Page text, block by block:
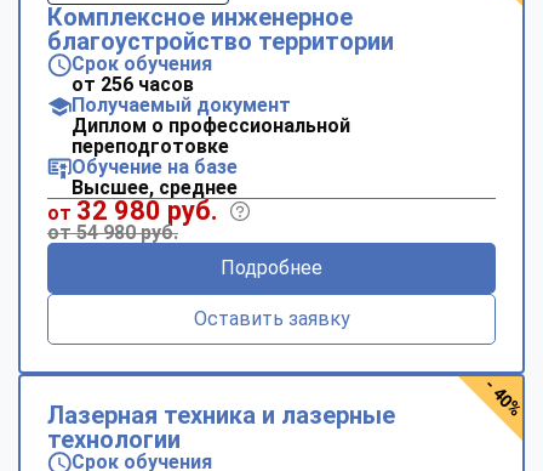
Комплексное инженерное
благоустройство территории
Срок обучения
от 256 часов
Получаемый документ
Диплом о профессиональной
переподготовке
Обучение на базе
Высшее, среднее
от 32 980 руб.
от 54 980 руб.
Подробнее
Оставить заявку
Лазерная техника и лазерные
технологии
Срок обучения
- 40%